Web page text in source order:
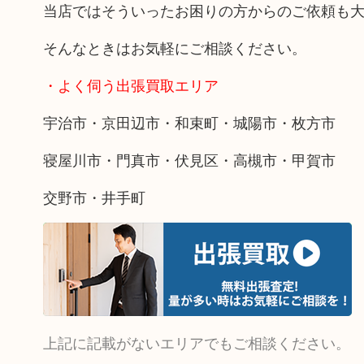
当店ではそういったお困りの方からのご依頼も大
そんなときはお気軽にご相談ください。
・よく伺う出張買取エリア
宇治市・京田辺市・和束町・城陽市・枚方市
寝屋川市・門真市・伏見区・高槻市・甲賀市
交野市・井手町
上記に記載がないエリアでもご相談ください。